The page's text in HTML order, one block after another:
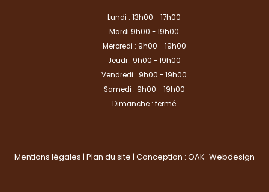
Lundi : 13h00 - 17h00
Mardi 9h00 - 19h00
Mercredi : 9h00 - 19h00
Jeudi : 9h00 - 19h00
Vendredi : 9h00 - 19h00
Samedi : 9h00 - 19h00
Dimanche : fermé
Mentions légales | Plan du site | Conception : OAK-Webdesign